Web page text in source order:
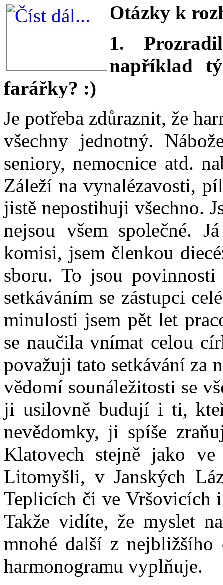
Otázky k
1.
například
farářky? :)
Je potřeba zdůraznit, že
všechny jednotný.
seniory, nemocnice atd.
Záleží na vynalézavosti,
jistě nepostihuji všechno.
nejsou všem společné.
komisi, jsem členkou
sboru. To jsou
setkáváním se zástupci
minulosti jsem pět let
se naučila vnímat celou
považuji tato setkávání za
vědomí sounáležitosti se
ji usilovně budují i ti,
nevědomky, ji spíše
Klatovech stejně jako
Litomyšli, v Janských
Teplicích či ve Vršovicích
Takže vidíte, že myslet
mnohé další z nejbližšího
harmonogramu vyplňuje.